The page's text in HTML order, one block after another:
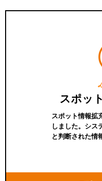
スポッ
スポット情報拡
しました。シス
と判断された情